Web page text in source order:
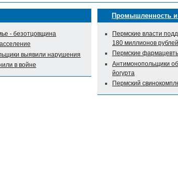
- безотцовщина
выявили нарушения
в войне
Промышленность и
Пермские власти
180 миллионов рублей
Пермские
Антимонопольщики
йогурта
Пермский